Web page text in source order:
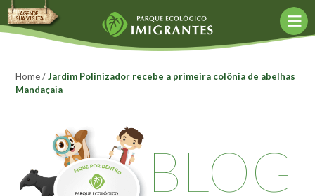
Agende sua visita
Agendar agora
Política de Agendamento
O Parque
Bioconstrução
AGENDE
SUA VISITA
Home/Jardim Polinizador recebe a primeira colônia de abelhas
Mandaçaia
BLOG